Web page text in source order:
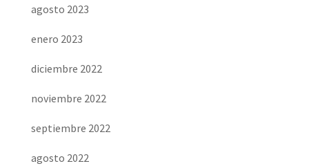
agosto 2023
enero 2023
diciembre 2022
noviembre 2022
septiembre 2022
agosto 2022